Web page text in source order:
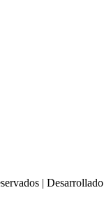
| Desarrollado